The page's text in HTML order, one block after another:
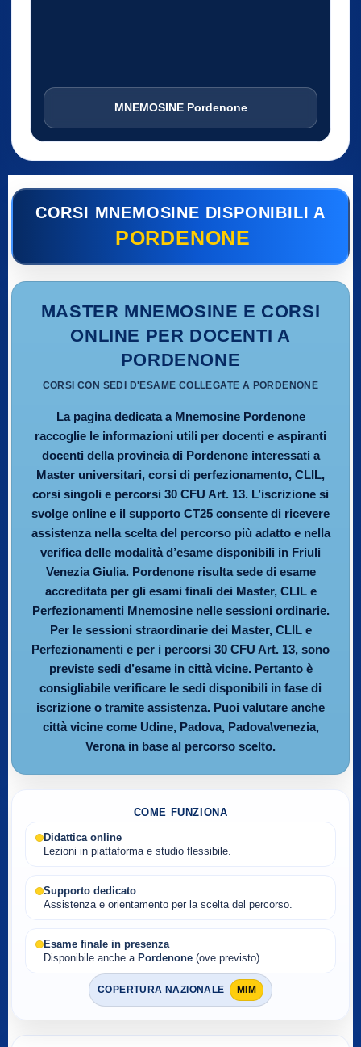
MNEMOSINE Pordenone
CORSI MNEMOSINE DISPONIBILI A
PORDENONE
MASTER MNEMOSINE E CORSI
ONLINE PER DOCENTI A
PORDENONE
CORSI CON SEDI D'ESAME COLLEGATE A PORDENONE
La pagina dedicata a Mnemosine Pordenone
raccoglie le informazioni utili per docenti e aspiranti
docenti della provincia di Pordenone interessati a
Master universitari, corsi di perfezionamento, CLIL,
corsi singoli e percorsi 30 CFU Art. 13. L’iscrizione si
svolge online e il supporto CT25 consente di ricevere
assistenza nella scelta del percorso più adatto e nella
verifica delle modalità d’esame disponibili in Friuli
Venezia Giulia. Pordenone risulta sede di esame
accreditata per gli esami finali dei Master, CLIL e
Perfezionamenti Mnemosine nelle sessioni ordinarie.
Per le sessioni straordinarie dei Master, CLIL e
Perfezionamenti e per i percorsi 30 CFU Art. 13, sono
previste sedi d’esame in città vicine. Pertanto è
consigliabile verificare le sedi disponibili in fase di
iscrizione o tramite assistenza. Puoi valutare anche
città vicine come Udine, Padova, Padova\venezia,
Verona in base al percorso scelto.
COME FUNZIONA
Didattica online
Lezioni in piattaforma e studio flessibile.
Supporto dedicato
Assistenza e orientamento per la scelta del percorso.
Esame finale in presenza
Disponibile anche a Pordenone (ove previsto).
COPERTURA NAZIONALE MIM